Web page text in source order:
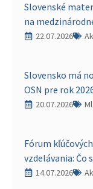
Slovenské
na
22.07.2026
Slovensko má
OSN pre rok
20.07.2026
Fórum
vzdelávania: Čo
14.07.2026